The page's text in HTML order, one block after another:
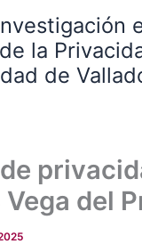
la
de
Vega del